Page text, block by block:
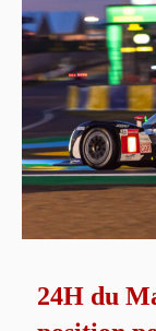
24H du